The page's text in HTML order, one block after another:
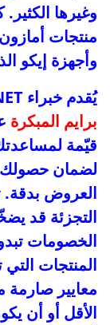
وغيرها
منتجات
وأجهزة إيكو
يُقدم خبراء ZDNET تغطية شاملة لـ
برايم المبكرة
قيّمة
لضمان
العروض بدقة.
التجزئة قد
المنتجات التي
الأقل أو أن